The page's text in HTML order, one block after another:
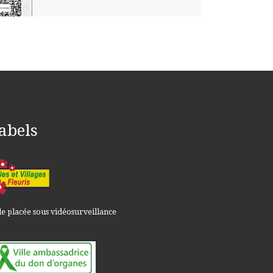
placée sous vidéosurveillance